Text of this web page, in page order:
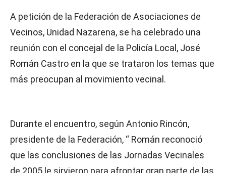
A petición de la Federación de Asociaciones de
Vecinos, Unidad Nazarena, se ha celebrado una
reunión con el concejal de la Policía Local, José
Román Castro en la que se trataron los temas que
más preocupan al movimiento vecinal.
Durante el encuentro, según Antonio Rincón,
presidente de la Federación, “ Román reconoció
que las conclusiones de las Jornadas Vecinales
de 2005 le sirvieron para afrontar gran parte de las